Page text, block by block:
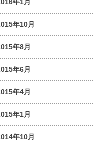
年1月
年10月
年8月
年6月
年4月
年1月
年10月